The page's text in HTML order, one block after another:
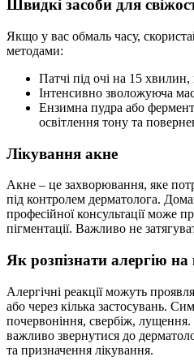
Швидкі засоби для
Якщо у вас обмаль часу,
методами:
Патчі під очі на 15
Інтенсивно зволожуюча
Ензимна пудра або
освітлення тону та
Лікування акне
Акне – це захворювання, яке
під контролем дерматолога.
професійної консультації може
пігментації. Важливо не
Як розпізнати алергію на
Алергічні реакції можуть
або через кілька застосувань.
почервоніння, свербіж, лущення.
важливо звернутися до
та призначення лікування.